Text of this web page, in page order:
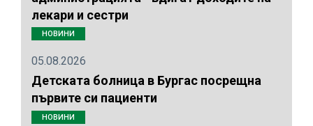
лекари и сестри
НОВИНИ
05.08.2026
Детската болница в Бургас посрещна
първите си пациенти
НОВИНИ